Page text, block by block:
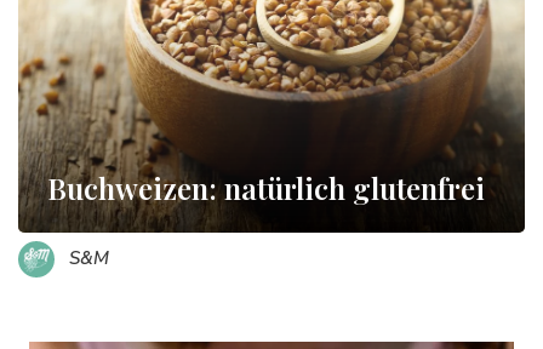
Buchweizen: natürlich glutenfrei
S&M